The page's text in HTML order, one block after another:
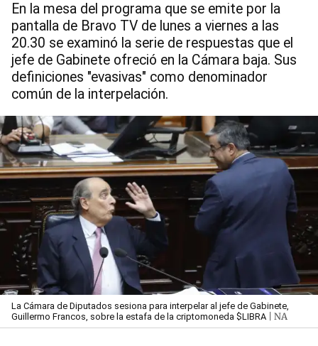
En la mesa del programa que se emite por la
pantalla de Bravo TV de lunes a viernes a las
20.30 se examinó la serie de respuestas que el
jefe de Gabinete ofreció en la Cámara baja. Sus
definiciones "evasivas" como denominador
común de la interpelación.
La Cámara de Diputados sesiona para interpelar al jefe de Gabinete,
Guillermo Francos, sobre la estafa de la criptomoneda $LIBRA | NA